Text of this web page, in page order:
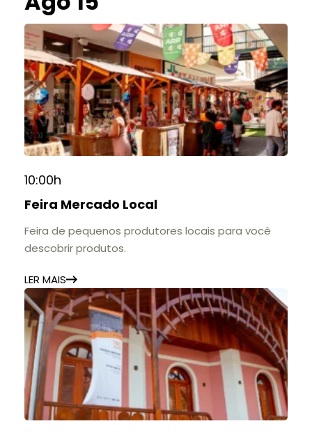
10:00h
Feira Mercado Local
Feira de pequenos produtores locais para você
descobrir produtos.
LER MAIS